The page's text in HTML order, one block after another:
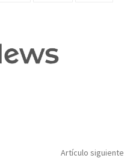
Artículo siguiente